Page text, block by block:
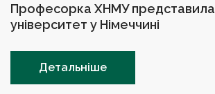
Професорка ХНМУ представила
університет у Німеччині
Детальніше